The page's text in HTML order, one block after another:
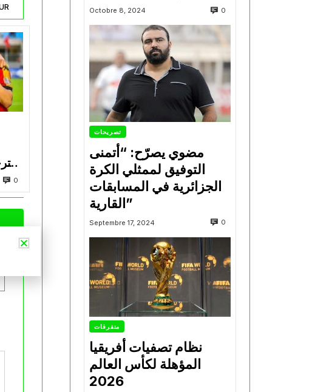
0
Octobre 8, 2024 0
تصريحات
مضوي يصرّح: “أتمنى
التوفيق لممثلي الكرة
الجزائرية في المسابقات
القارية”
Septembre 17, 2024 0
متفرقات
نظام تصفيات أفريقيا
المؤهلة لكأس العالم
2026